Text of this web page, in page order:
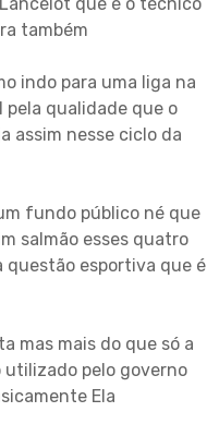
também
indo para uma liga na
qualidade que o
assim nesse ciclo da
fundo público né que
salmão esses quatro
questão esportiva que é
mas mais do que só a
pelo governo
Ela